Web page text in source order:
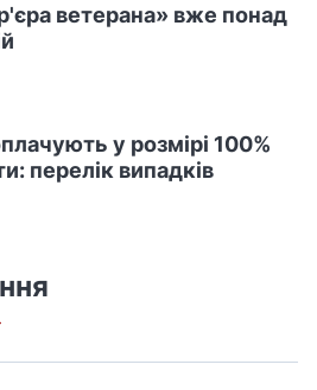
ветерана» вже понад
у розмірі 100%
перелік випадків